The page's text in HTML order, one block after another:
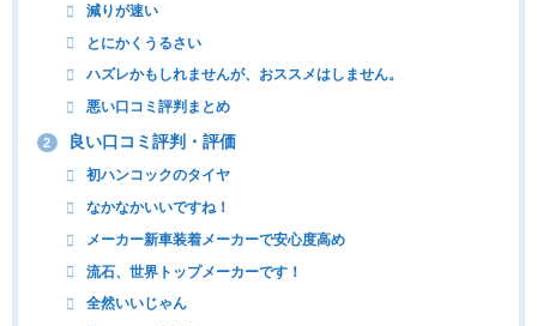
減りが速い
とにかくうるさい
ハズレかもしれませんが、おススメはしません。
悪い口コミ評判まとめ
2 良い口コミ評判・評価
初ハンコックのタイヤ
なかなかいいですね！
メーカー新車装着メーカーで安心度高め
流石、世界トップメーカーです！
全然いいじゃん